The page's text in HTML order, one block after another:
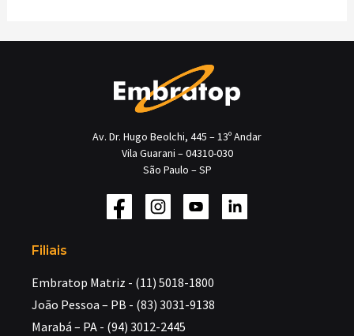
Av. Dr. Hugo Beolchi, 445 – 13º Andar
Vila Guarani – 04310-030
São Paulo – SP
Filiais
Embratop Matriz - (11) 5018-1800
João Pessoa – PB - (83) 3031-9138
Marabá – PA - (94) 3012-2445